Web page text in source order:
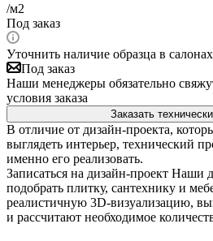
/м2
Под заказ
Уточнить наличие образца в салонах
Под заказ
Наши менеджеры обязательно
условия заказа
Заказать
В отличие от дизайн-проекта,
выглядеть интерьер, технический
именно его реализовать.
Записаться на дизайн-проект Наши
подобрать плитку, сантехнику и
реалистичную 3D-визуализацию,
и рассчитают необходимое